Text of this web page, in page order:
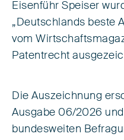
Eisenführ Speiser
„Deutschlands beste
vom
Patentrecht
Die Auszeichnung
Ausgabe 06/2026
bundesweiten